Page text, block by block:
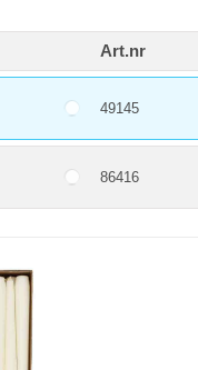
Art.nr
49145
86416